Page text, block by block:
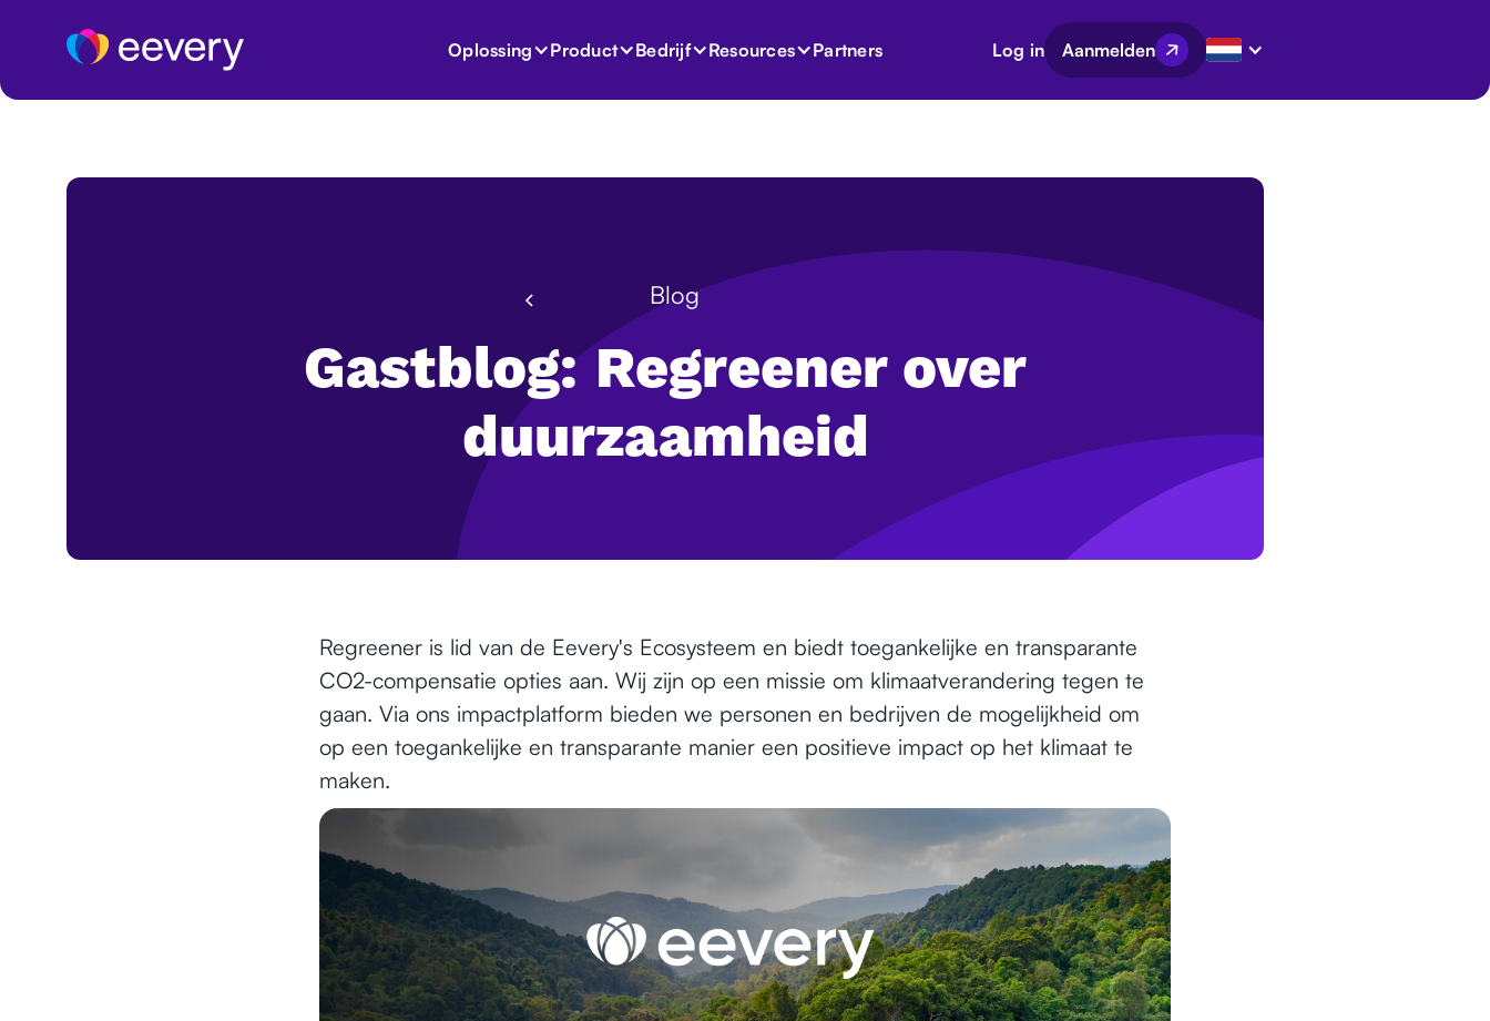
Oplossing Product Bedrijf Resources Partners Log in Aanmelden
Blog
Gastblog: Regreener over
duurzaamheid
Regreener is lid van de Eevery's Ecosysteem en biedt toegankelijke en transparante
CO2-compensatie opties aan. Wij zijn op een missie om klimaatverandering tegen te
gaan. Via ons impactplatform bieden we personen en bedrijven de mogelijkheid om
op een toegankelijke en transparante manier een positieve impact op het klimaat te
maken.